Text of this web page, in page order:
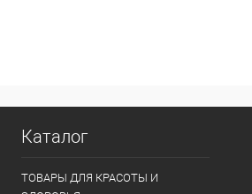
Каталог
ТОВАРЫ ДЛЯ КРАСОТЫ И